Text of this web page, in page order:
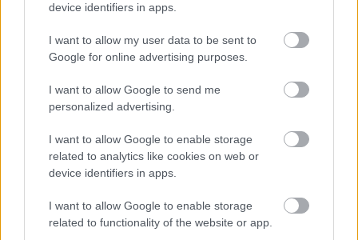
device identifiers in apps.
I want to allow my user data to be sent to
Google for online advertising purposes.
I want to allow Google to send me
personalized advertising.
I want to allow Google to enable storage
related to analytics like cookies on web or
device identifiers in apps.
I want to allow Google to enable storage
related to functionality of the website or app.
Ha Alex Marquez megnyeri a futamot, Marcnak
célba érni
célba érni